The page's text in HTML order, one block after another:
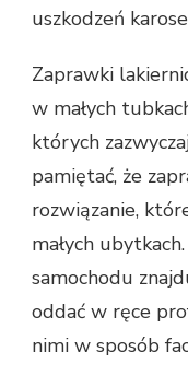
uszkodzeń
Zaprawki
w małych
których
pamiętać, że
rozwiązanie,
małych
samochodu
oddać w ręce
nimi w sposób